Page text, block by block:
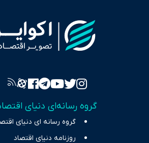
گروه رسانه‌ای دنیای
گروه رسانه ای دنیای
روزنامه دنیای اقتصاد